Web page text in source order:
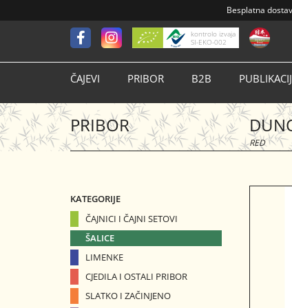
Besplatna
kontrolo izvaja
SI-EKO-002
ČAJEVI PRIBOR B2B
KATEGORIJE
ČAJNICI I ČAJNI SETOVI
ŠALICE
LIMENKE
CJEDILA I OSTALI PRIBOR
SLATKO I ZAČINJENO
PRIBOR
RED